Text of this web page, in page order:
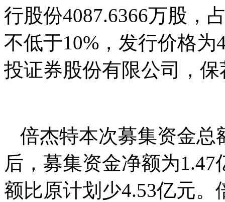
行股份4087.6366万股，
不低于10%，发行价格
投证券股份有限公司，
倍杰特本次募集资金总
后，募集资金净额为
额比原计划少4.53亿元。